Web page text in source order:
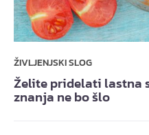
ŽIVLJENJSKI SLOG
Želite pridelati lastna
znanja ne bo šlo